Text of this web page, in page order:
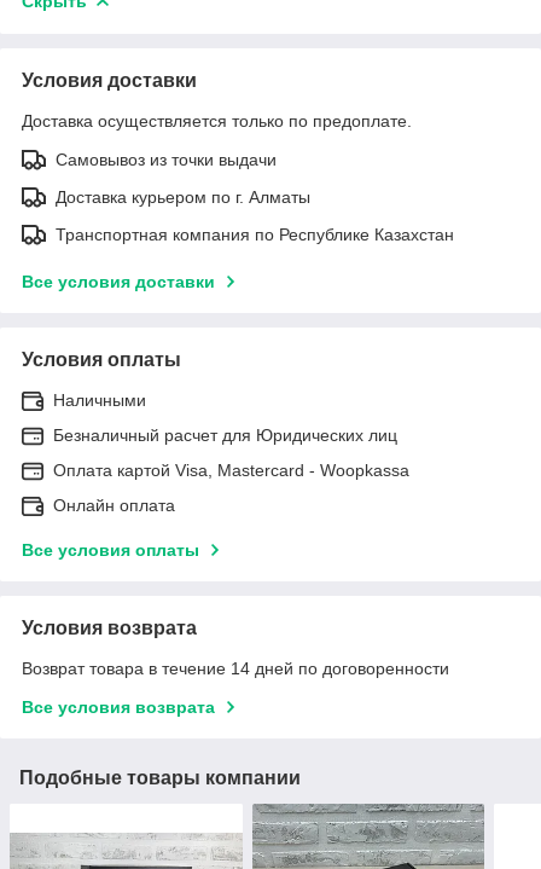
Условия доставки
Доставка осуществляется только по предоплате.
Самовывоз из точки выдачи
Доставка курьером по г. Алматы
Транспортная компания по Республике Казахстан
Все условия доставки
Условия оплаты
Наличными
Безналичный расчет для Юридических лиц
Оплата картой Visa, Mastercard - Woopkassa
Онлайн оплата
Все условия оплаты
Условия возврата
Возврат товара в течение 14 дней по договоренности
Все условия возврата
Подобные товары компании